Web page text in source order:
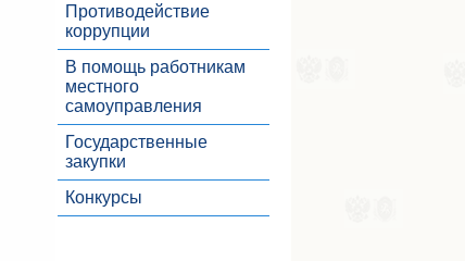
Противодействие
коррупции
В помощь работникам
местного
самоуправления
Государственные
закупки
Конкурсы